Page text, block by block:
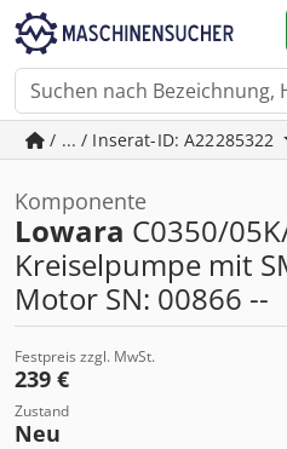
/ ... / Inserat-ID: A22285322
Komponente
Lowara C0350/
Kreiselpumpe mit
Motor SN: 00866 --
Festpreis zzgl. MwSt.
239 €
Zustand
Neu